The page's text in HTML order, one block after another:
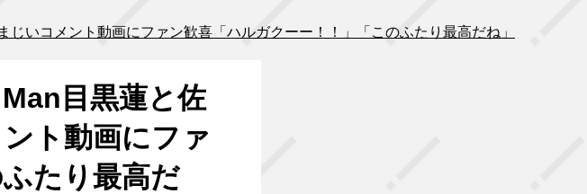
いコメント動画にファン歓喜「ハルガクーー！！」「このふたり最高だね」
目黒蓮と佐
ト動画にファ
たり最高だ